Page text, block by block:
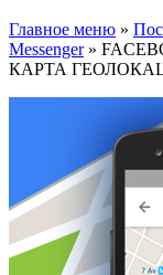
Главное меню »
Messenger»
КАРТА